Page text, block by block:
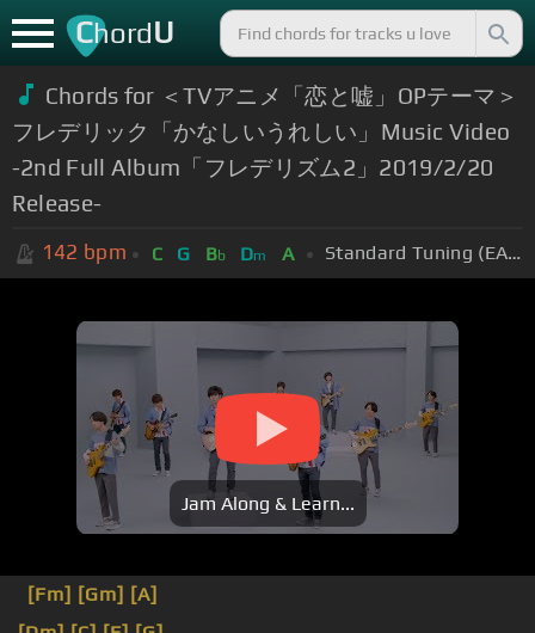
ChordU
Chords for ＜TVアニメ「恋と嘘」OPテーマ＞
フレデリック「かなしいうれしい」Music Video
-2nd Full Album「フレデリズム2」2019/2/20
Release-
142 bpm C G Bb Dm A Standard Tuning (EADGBE)
Jam Along & Learn...
[Fm] [Gm] [A]